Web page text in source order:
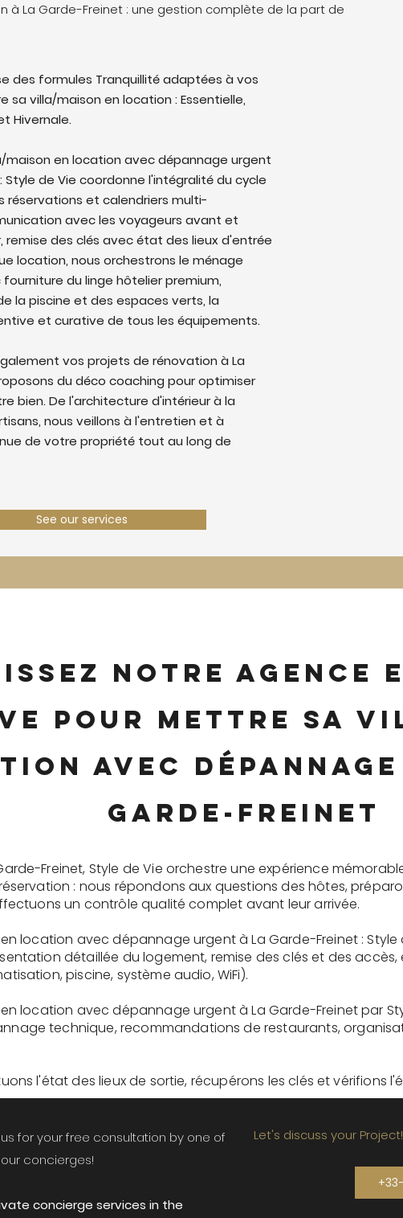
à La Garde-Freinet : une gestion complète de la part de
des formules Tranquillité adaptées à vos
sa villa/maison en location : Essentielle,
Hivernale.
maison en location avec dépannage urgent
Style de Vie coordonne l'intégralité du cycle
réservations et calendriers multi-
avec les voyageurs avant et
remise des clés avec état des lieux d'entrée
location, nous orchestrons le ménage
du linge hôtelier premium,
la piscine et des espaces verts, la
et curative de tous les équipements.
vos projets de rénovation à La
du déco coaching pour optimiser
bien. De l'architecture d'intérieur à la
nous veillons à l'entretien et à
de votre propriété tout au long de
See our services
notre agence
pour mettre sa
avec
Garde-Freinet
Freinet, Style de Vie orchestre une expérience
: nous répondons aux questions des hôtes,
un contrôle qualité complet avant leur arrivée.
location avec dépannage urgent à La Garde-Freinet : Style
détaillée du logement, remise des clés et des
piscine, système audio, WiFi).
location avec dépannage urgent à La Garde-Freinet par
technique, recommandations de restaurants,
l'état des lieux de sortie, récupérons les clés et vérifions
for your free consultation by one of
our concierges!
concierge services in the
Let's discuss your Project!